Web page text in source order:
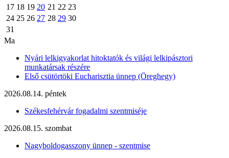
17 18 19 20 21 22 23
24 25 26 27 28 29 30
31
Ma
Nyári lelkigyakorlat hitoktatók és világi lelkipásztori
munkatársak részére
Első csütörtöki Eucharisztia ünnep (Öreghegy)
2026.08.14. péntek
Székesfehérvár fogadalmi szentmiséje
2026.08.15. szombat
Nagyboldogasszony ünnep - szentmise